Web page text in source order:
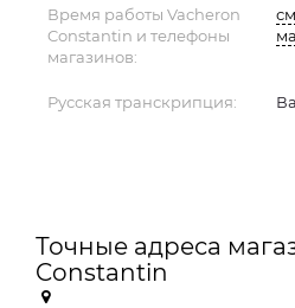
Время работы Vacheron
Constantin и телефоны
магазинов:
Русская транскрипция:
Точные адреса
Constantin